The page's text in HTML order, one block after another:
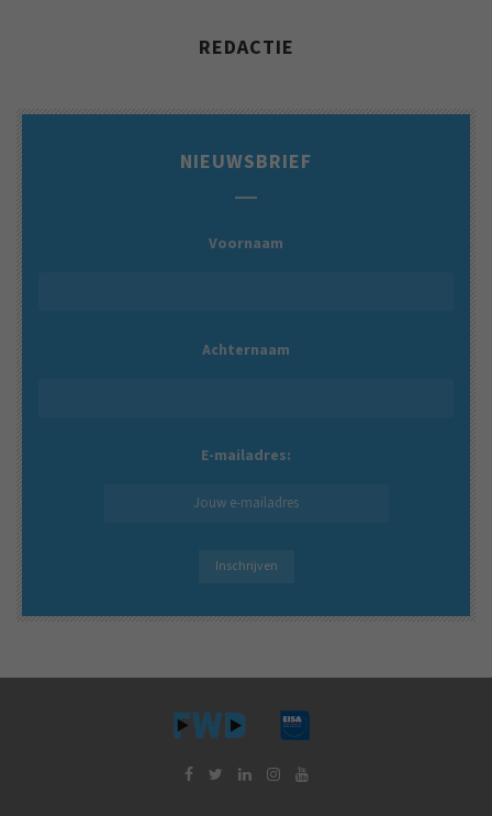
REDACTIE
NIEUWSBRIEF
Voornaam
Achternaam
E-mailadres: